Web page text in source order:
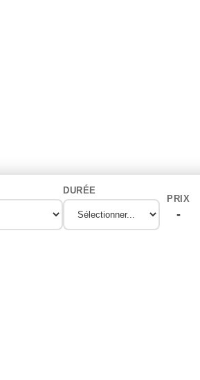
DURÉE
PRIX
-